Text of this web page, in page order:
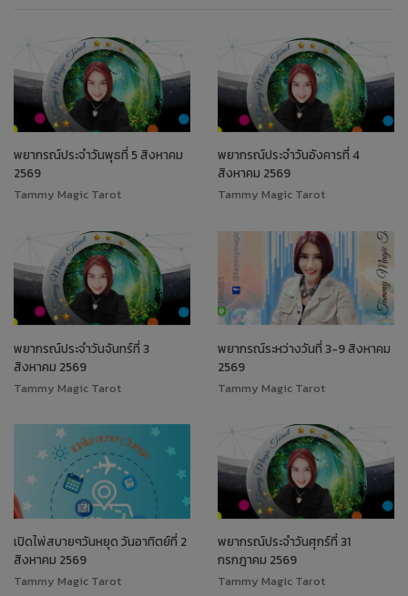
พยากรณ์ประจำวันพุธที่ 5 สิงหาคม
2569
Tammy Magic Tarot
พยากรณ์ประจำวันอังคารที่ 4
สิงหาคม 2569
Tammy Magic Tarot
พยากรณ์ประจำวันจันทร์ที่ 3
สิงหาคม 2569
Tammy Magic Tarot
พยากรณ์ระหว่างวันที่ 3-9 สิงหาคม
2569
Tammy Magic Tarot
เปิดไพ่สบายๆวันหยุด วันอาทิตย์ที่ 2
สิงหาคม 2569
Tammy Magic Tarot
พยากรณ์ประจำวันศุกร์ที่ 31
กรกฎาคม 2569
Tammy Magic Tarot